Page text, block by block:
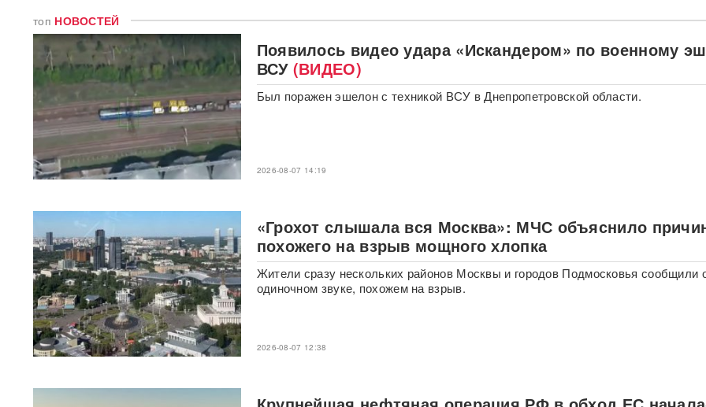
Раскрыта схема массовой
атаки БПЛА ВСУ на Россию
Федоров дал Зеленскому 12
дней, чтобы добром вернуть
его в кресло министра
обороны
«Генералы новой волны»:
кто пришел на ключевые
выбрал Путин
Драка члена сборной РФ по
вольной борьбе с
охранниками попала на
видеоВИДЕО
Клава Кока и Дима
Масленников сыграли
тайную свадьбуФОТО
«Первый сценарий уже
топ НОВОСТЕЙ
Появилось видео удара «Искандером» по военному
ВСУ(ВИДЕО)
Был поражен эшелон с техникой ВСУ в Днепропетровской области.
2026-08-07 14:19
«Грохот слышала вся Москва»: МЧС объяснило
похожего на взрыв мощного хлопка
Жители сразу нескольких районов Москвы и городов Подмосковья сообщили
одиночном звуке, похожем на взрыв.
2026-08-07 12:38